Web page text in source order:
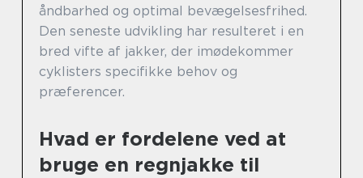
åndbarhed og optimal bevægelsesfrihed.
Den seneste udvikling har resulteret i en
bred vifte af jakker, der imødekommer
cyklisters specifikke behov og
præferencer.
Hvad er fordelene ved at
bruge en regnjakke til